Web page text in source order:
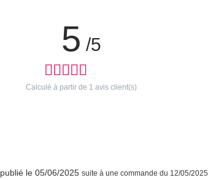
5 /5
Calculé à partir de 1 avis client(s)
publié le 05/06/2025 suite à une commande du 12/05/2025